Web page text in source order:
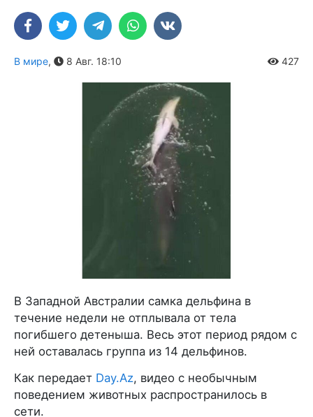
В мире, 8 Авг. 18:10 427
В Западной Австралии самка дельфина в
течение недели не отплывала от тела
погибшего детеныша. Весь этот период рядом с
ней оставалась группа из 14 дельфинов.
Как передает Day.Az, видео с необычным
поведением животных распространилось в
сети.